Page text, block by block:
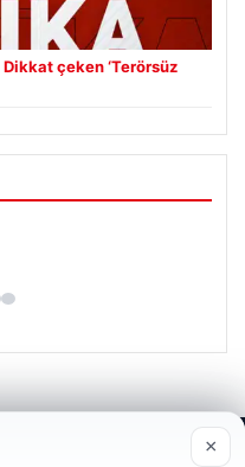
çeken ‘Terörsüz
iyi anlayabilmek,
×